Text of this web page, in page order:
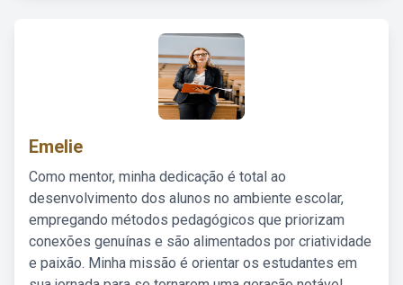
Emelie
Como mentor, minha dedicação é total ao
desenvolvimento dos alunos no ambiente escolar,
empregando métodos pedagógicos que priorizam
conexões genuínas e são alimentados por criatividade
e paixão. Minha missão é orientar os estudantes em